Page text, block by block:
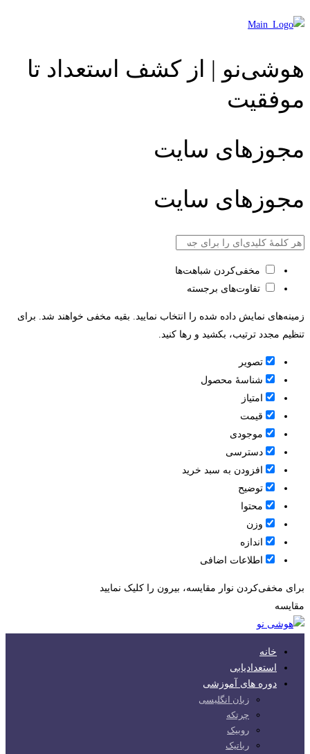
هوشی‌نو | از کشف استعداد تا
موفقیت
مجوزهای سایت
مجوزهای سایت
مخفی‌کردن شباهت‌ها
تفاوت‌های برجسته
زمینه‌های نمایش داده شده را انتخاب نمایید. بقیه مخفی خواهند شد. برای
تنظیم مجدد ترتیب، بکشید و رها کنید.
تصویر
شناسۀ محصول
امتیاز
قيمت
موجودی
دسترسی
افزودن به سبد خرید
توضیح
محتوا
وزن
اندازه
اطلاعات اضافی
برای مخفی‌کردن نوار مقایسه، بیرون را کلیک نمایید
مقایسه
خانه
استعدادیابی
دوره های آموزشی
زبان انگلیسی
چرتکه
روبیک
رباتیک